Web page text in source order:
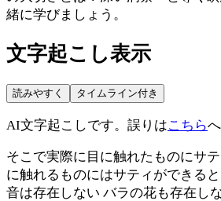
緒に学びましょう。
文字起こし表示
読みやすく タイムライン付き
AI文字起こしです。誤りはこちらへ
そこで実際に目に触れたものにサ
に触れるものにはサティができる
音は存在しない バラの花も存在し